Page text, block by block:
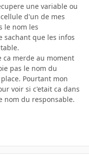
une variable ou
d'un de mes
le nom les
sachant que les infos
ca merde au moment
pas le nom du
Pourtant mon
voir si c'etait ca dans
nom du responsable.